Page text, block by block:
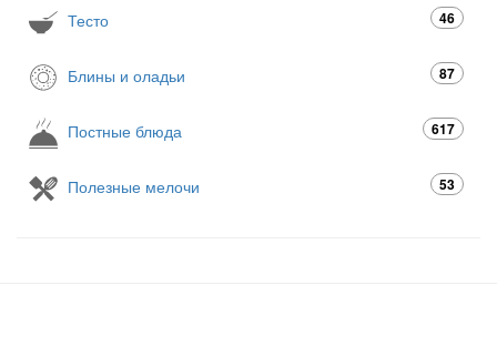
Тесто 46
Блины и оладьи 87
Постные блюда 617
Полезные мелочи 53